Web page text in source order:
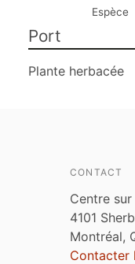
Espèce
Port
Plante herbacée
CONTACT
Centre
4101
Montréal,
Contacter